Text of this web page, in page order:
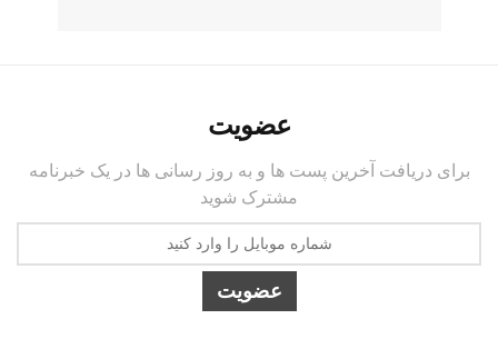
عضویت
برای دریافت آخرین پست ها و به روز رسانی ها در یک خبرنامه
مشترک شوید
عضویت